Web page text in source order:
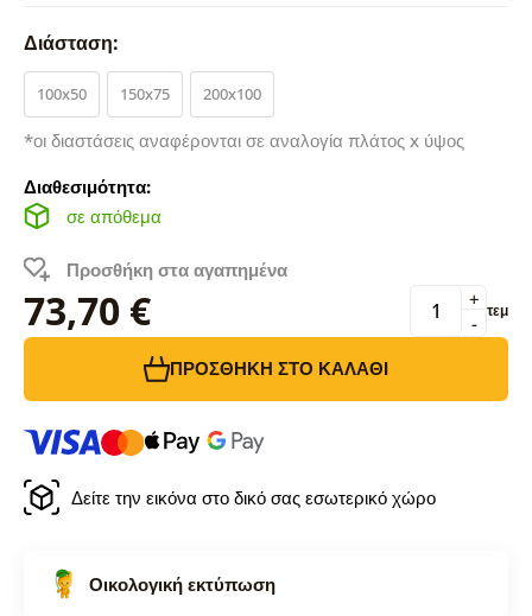
Διάσταση:
100x50 150x75 200x100
*οι διαστάσεις αναφέρονται σε αναλογία πλάτος x ύψος
Διαθεσιμότητα:
σε απόθεμα
Προσθήκη στα αγαπημένα
73,70 € -
+ τεμ
ΠΡΟΣΘΉΚΗ ΣΤΟ ΚΑΛΆΘΙ
Δείτε την εικόνα στο δικό σας εσωτερικό χώρο
Οικολογική εκτύπωση